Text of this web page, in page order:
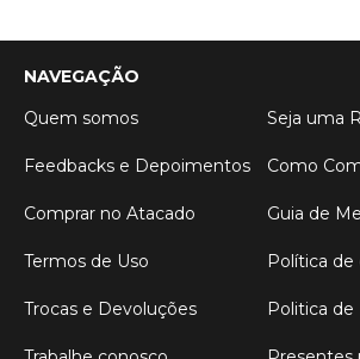
NAVEGAÇÃO
Quem somos
Seja uma
Feedbacks e Depoimentos Como
Comprar no Atacado Guia de
Termos de Uso Política de
Trocas e Devoluções Politica de